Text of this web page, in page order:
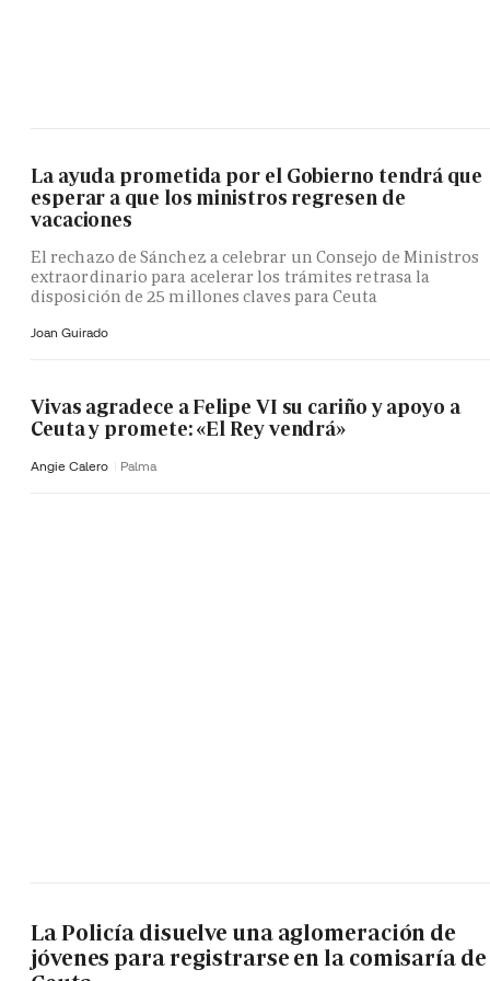
La ayuda prometida por el Gobierno tendrá que
esperar a que los ministros regresen de
vacaciones
El rechazo de Sánchez a celebrar un Consejo de Ministros
extraordinario para acelerar los trámites retrasa la
disposición de 25 millones claves para Ceuta
Joan Guirado
Vivas agradece a Felipe VI su cariño y apoyo a
Ceuta y promete: «El Rey vendrá»
Angie Calero Palma
La Policía disuelve una aglomeración de
jóvenes para registrarse en la comisaría de